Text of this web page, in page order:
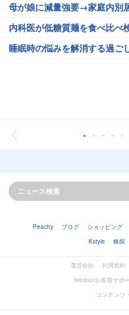
母が娘に減量強要→家庭内別
内科医が低糖質麺を食べ比べ
睡眠時の悩みを解消する過ご
Peachy ブログ ショッピング
Kstyle
株探
運営会社 利用規約
livedoorお客様サポ
コンテンツ